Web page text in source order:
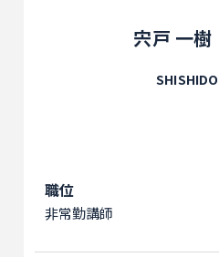
宍戸 一樹
職位
非常勤講師